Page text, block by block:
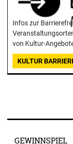
Infos zur
von Kultur-
KULTUR
GEWINNSPIEL